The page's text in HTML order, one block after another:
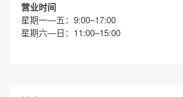
营业时间
星期一—五：9:00–17:00
星期六—日：11:00–15:00